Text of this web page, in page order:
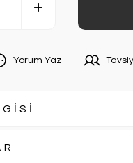
Yorum Yaz